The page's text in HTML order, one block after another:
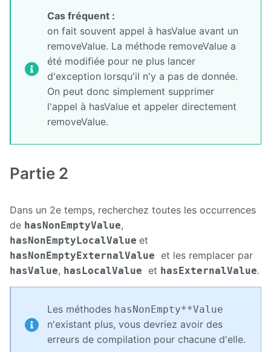
Cas fréquent :
on fait souvent appel à hasValue avant un
removeValue. La méthode removeValue a
été modifiée pour ne plus lancer
d'exception lorsqu'il n'y a pas de donnée.
On peut donc simplement supprimer
l'appel à hasValue et appeler directement
removeValue.
Partie 2
Dans un 2e temps, recherchez toutes les occurrences
de hasNonEmptyValue,
hasNonEmptyLocalValue et
hasNonEmptyExternalValue et les remplacer par
hasValue, hasLocalValue et hasExternalValue.
Les méthodes hasNonEmpty**Value
n'existant plus, vous devriez avoir des
erreurs de compilation pour chacune d'elle.